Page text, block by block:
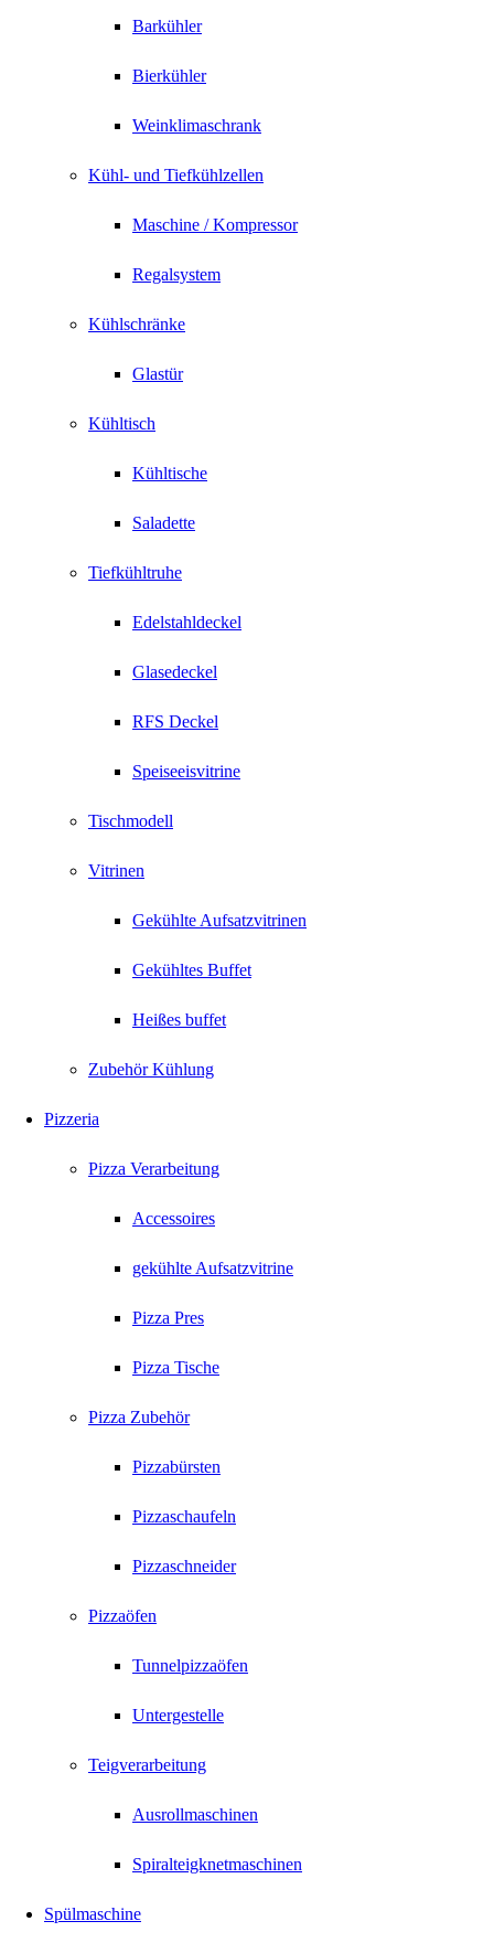
Barkühler
Bierkühler
Weinklimaschrank
Kühl- und Tiefkühlzellen
Maschine / Kompressor
Regalsystem
Kühlschränke
Glastür
Kühltisch
Kühltische
Saladette
Tiefkühltruhe
Edelstahldeckel
Glasedeckel
RFS Deckel
Speiseeisvitrine
Tischmodell
Vitrinen
Gekühlte Aufsatzvitrinen
Gekühltes Buffet
Heißes buffet
Zubehör Kühlung
Pizzeria
Pizza Verarbeitung
Accessoires
gekühlte Aufsatzvitrine
Pizza Pres
Pizza Tische
Pizza Zubehör
Pizzabürsten
Pizzaschaufeln
Pizzaschneider
Pizzaöfen
Tunnelpizzaöfen
Untergestelle
Teigverarbeitung
Ausrollmaschinen
Spiralteigknetmaschinen
Spülmaschine